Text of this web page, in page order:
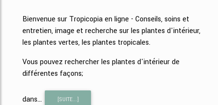
Bienvenue sur Tropicopia en ligne - Conseils, soins et
entretien, image et recherche sur les plantes d'intérieur,
les plantes vertes, les plantes tropicales.
Vous pouvez rechercher les plantes d'intérieur de
différentes façons;
dans... [SUITE...]